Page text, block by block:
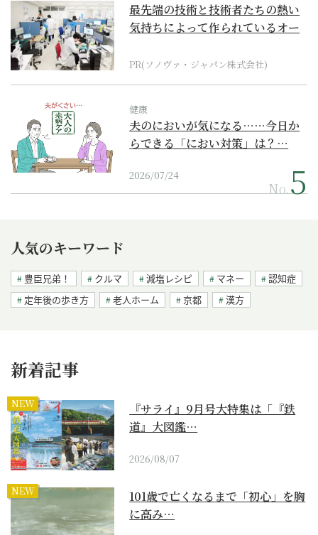
最先端の技術と技術者たちの熱い
気持ちによって作られているオー
PR(ソノヴァ・ジャパン株式会社)
健康
夫のにおいが気になる……今日か
らできる「におい対策」は？…
2026/07/24
No.
人気のキーワード
豊臣兄弟！ クルマ 減塩レシピ マネー
認知症
定年後の歩き方
老人ホーム 京都 漢方
新着記事
NEW
『サライ』9月号大特集は「『鉄
道』大図鑑…
2026/08/07
NEW
101歳で亡くなるまで「初心」を胸
に高み…